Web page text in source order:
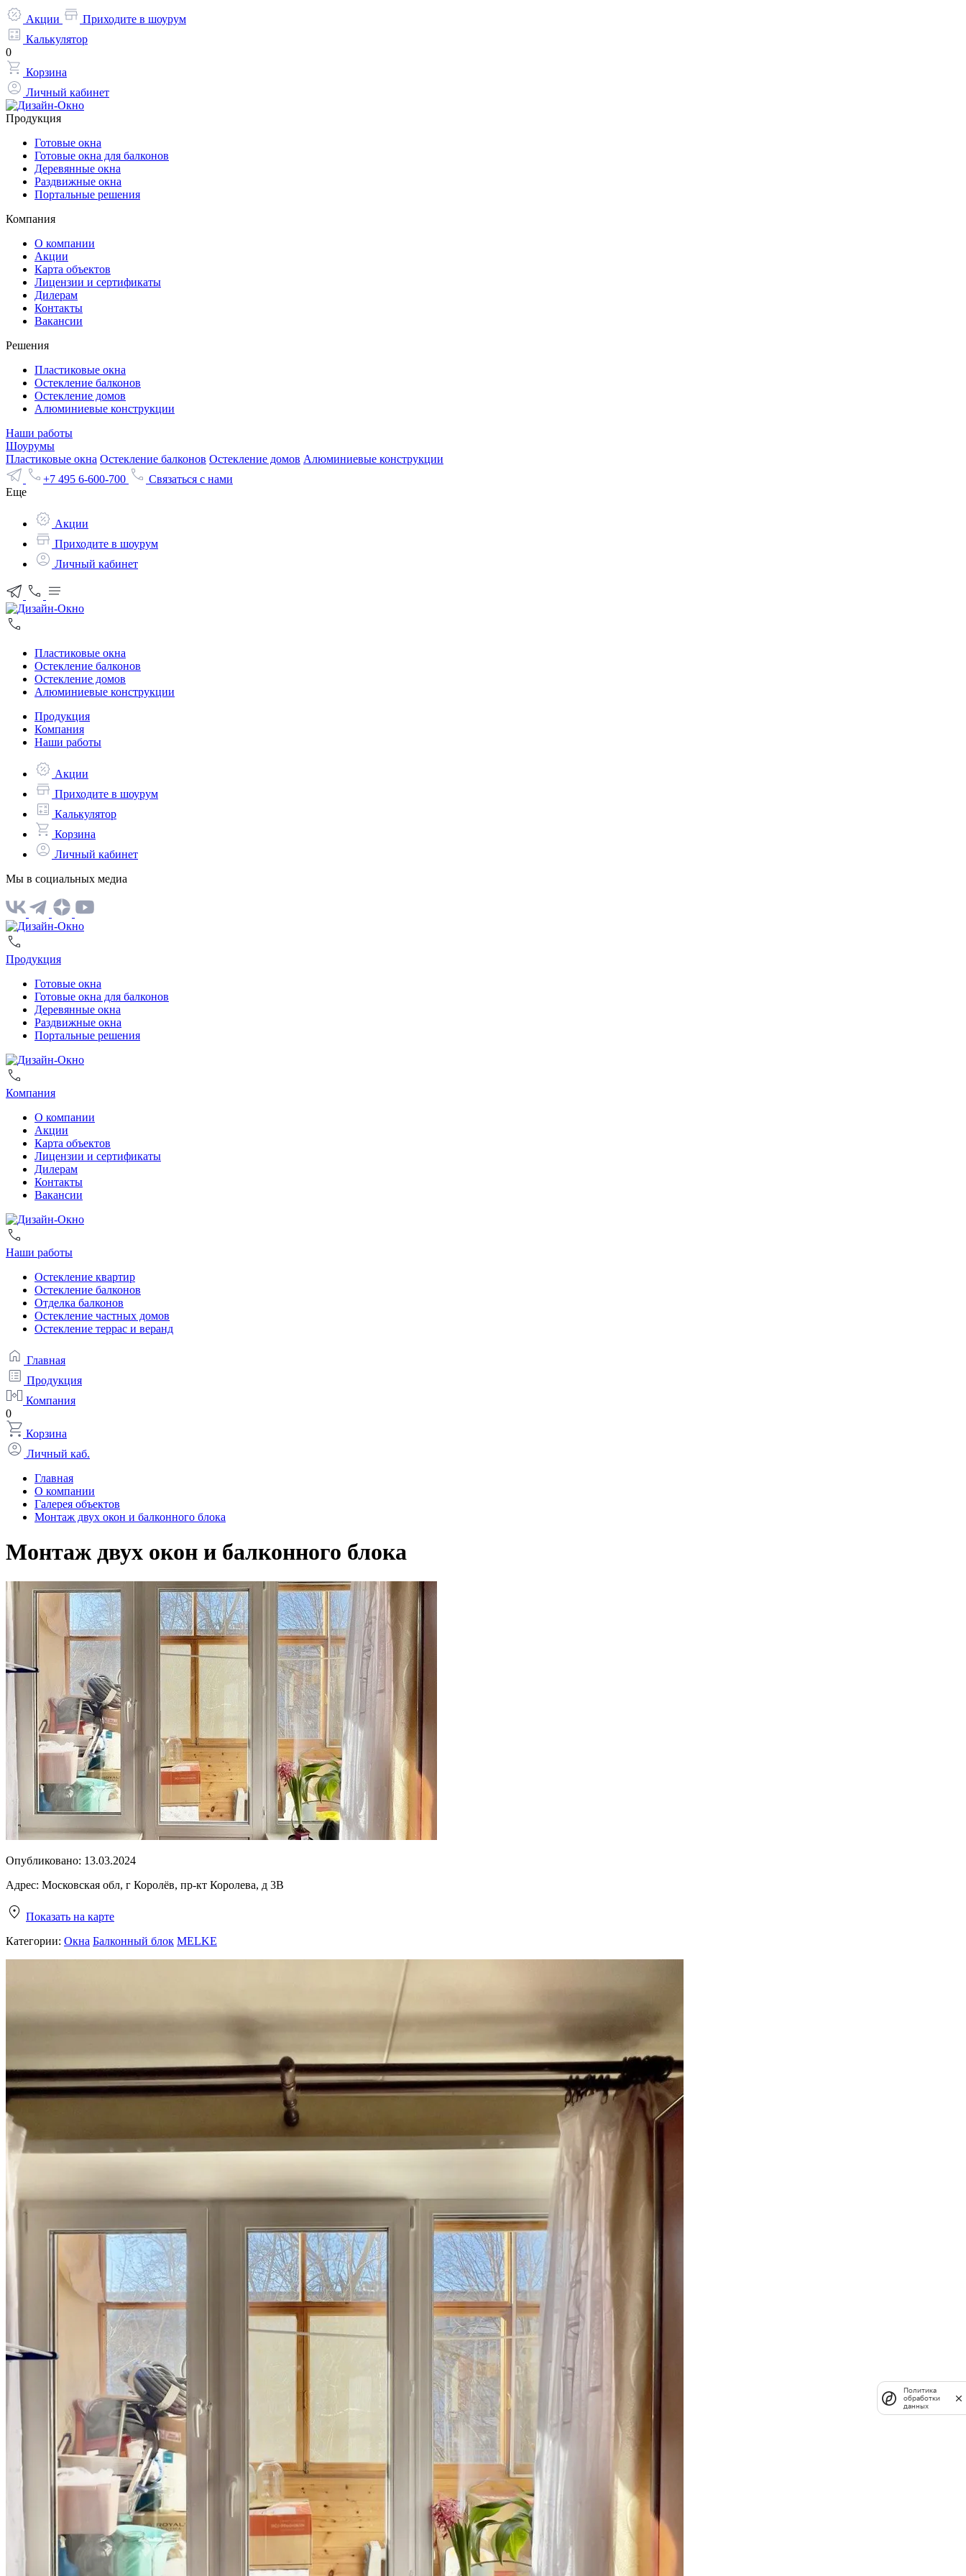
Акции
Приходите в шоурум
Калькулятор
0
Корзина
Личный кабинет
Продукция
Готовые окна
Готовые окна для балконов
Деревянные окна
Раздвижные окна
Портальные решения
Компания
О компании
Акции
Карта объектов
Лицензии и сертификаты
Дилерам
Контакты
Вакансии
Решения
Пластиковые окна
Остекление балконов
Остекление домов
Алюминиевые конструкции
Наши работы
Шоурумы
Пластиковые окна Остекление балконов Остекление домов Алюминиевые конструкции
+7 495 6-600-700
Связаться с нами
Еще
Акции
Приходите в шоурум
Личный кабинет
Пластиковые окна
Остекление балконов
Остекление домов
Алюминиевые конструкции
Продукция
Компания
Наши работы
Акции
Приходите в шоурум
Калькулятор
Корзина
Личный кабинет
Мы в социальных медиа
Продукция
Готовые окна
Готовые окна для балконов
Деревянные окна
Раздвижные окна
Портальные решения
Компания
О компании
Акции
Карта объектов
Лицензии и сертификаты
Дилерам
Контакты
Вакансии
Наши работы
Остекление квартир
Остекление балконов
Отделка балконов
Остекление частных домов
Остекление террас и веранд
Главная
Продукция
Компания
0
Корзина
Личный каб.
Главная
О компании
Галерея объектов
Монтаж двух окон и балконного блока
Монтаж двух окон и балконного блока
Опубликовано: 13.03.2024
Адрес: Московская обл, г Королёв, пр-кт Королева, д 3В
Показать на карте
Категории: Окна Балконный блок MELKE
Политика
обработки
данных